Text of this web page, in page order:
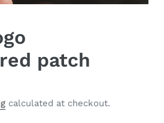
patch
calculated at checkout.